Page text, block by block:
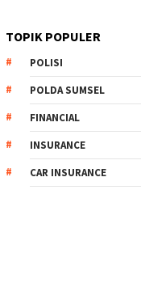
TOPIK POPULER
POLISI
POLDA SUMSEL
FINANCIAL
INSURANCE
CAR INSURANCE